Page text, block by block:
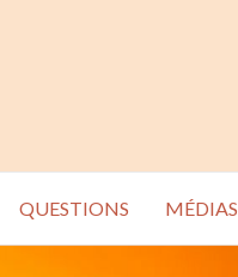
QUESTIONS MÉDIAS